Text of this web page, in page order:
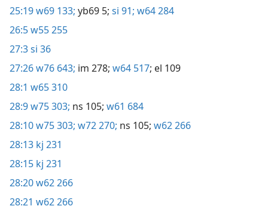
25:19w69 133; yb69 5; si 91; w64 284
26:5w55 255
27:3si 36
27:26w76 643; im 278; w64 517; el 109
28:1 w65 310
28:9w75 303; ns 105; w61 684
28:10w75 303; w72 270; ns 105; w62 266
28:13 kj 231
28:15 kj 231
28:20w62 266
28:21 w62 266